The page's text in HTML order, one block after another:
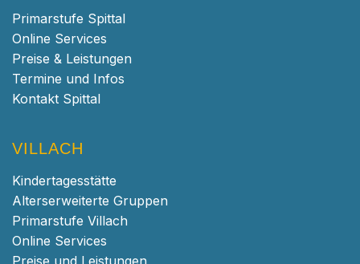
Primarstufe Spittal
Online Services
Preise & Leistungen
Termine und Infos
Kontakt Spittal
VILLACH
Kindertagesstätte
Alterserweiterte Gruppen
Primarstufe Villach
Online Services
Preise und Leistungen